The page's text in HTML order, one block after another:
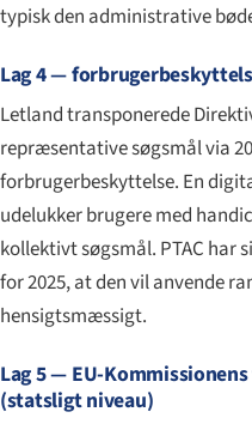
typisk den administrative
Lag 4 —
Letland transponerede
repræsentative søgsmål via
forbrugerbeskyttelse. En
udelukker brugere med
kollektivt søgsmål. PTAC har
for 2025, at den vil anvende
hensigtsmæssigt.
Lag 5 — EU-
(statsligt niveau)